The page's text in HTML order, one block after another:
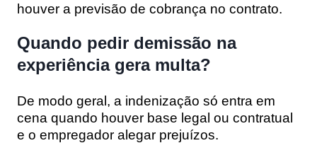
houver a previsão de cobrança no contrato.
Quando pedir demissão na
experiência gera multa?
De modo geral, a indenização só entra em
cena quando houver base legal ou contratual
e o empregador alegar prejuízos.